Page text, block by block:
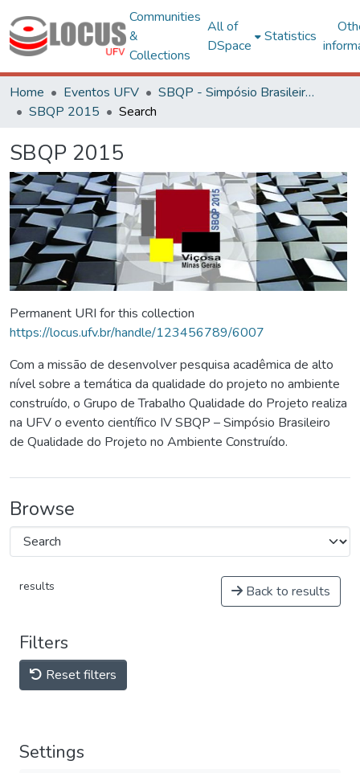
Communities
&
Collections
All of
DSpace
Statistics
Home Eventos UFV
SBQP - Simpósio Brasileiro de Qualidade do Projeto no Ambiente Construído
SBQP 2015
Search
SBQP 2015
Permanent URI for this collection
https://locus.ufv.br/handle/123456789/6007
Com a missão de desenvolver pesquisa acadêmica de alto
nível sobre a temática da qualidade do projeto no ambiente
construído, o Grupo de Trabalho Qualidade do Projeto realiza
na UFV o evento científico IV SBQP – Simpósio Brasileiro
de Qualidade do Projeto no Ambiente Construído.
Browse
results Back to results
Filters
Reset filters
Settings